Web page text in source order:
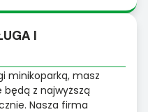
I
minikoparką, masz
z najwyższą
Nasza firma